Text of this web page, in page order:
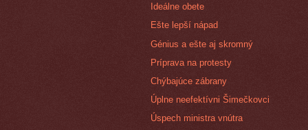
Ideálne obete
Ešte lepší nápad
Génius a ešte aj skromný
Príprava na protesty
Chýbajúce zábrany
Úplne neefektívni Šimečkovci
Úspech ministra vnútra